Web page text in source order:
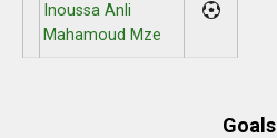
Inoussa Anli
Mahamoud Mze
Goals